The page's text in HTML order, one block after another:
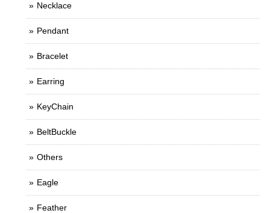
Necklace
Pendant
Bracelet
Earring
KeyChain
BeltBuckle
Others
Eagle
Feather